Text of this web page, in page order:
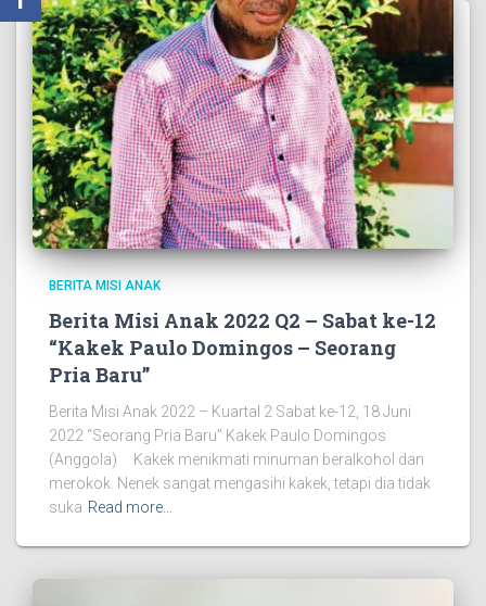
BERITA MISI ANAK
Berita Misi Anak 2022 Q2 – Sabat ke-12
“Kakek Paulo Domingos – Seorang
Pria Baru”
Berita Misi Anak 2022 – Kuartal 2 Sabat ke-12, 18 Juni
2022 “Seorang Pria Baru” Kakek Paulo Domingos
(Anggola) Kakek menikmati minuman beralkohol dan
merokok. Nenek sangat mengasihi kakek, tetapi dia tidak
suka Read more…